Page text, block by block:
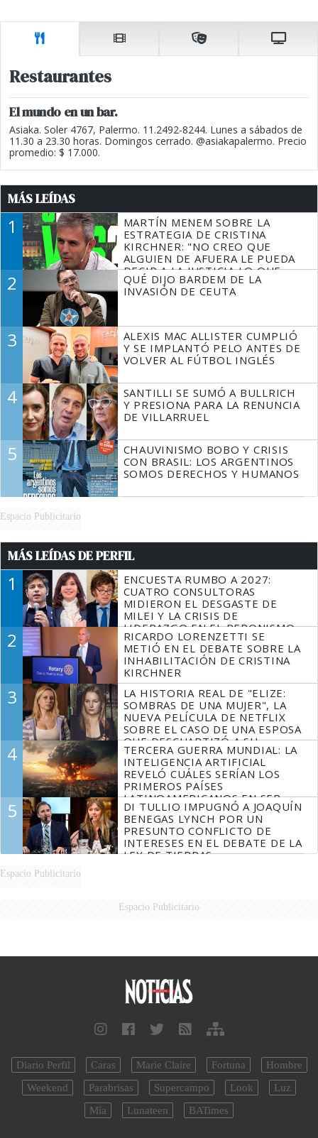
Restaurantes
El mundo en un bar.
Asiaka. Soler 4767, Palermo. 11.2492-8244. Lunes a sábados de
11.30 a 23.30 horas. Domingos cerrado. @asiakapalermo. Precio
promedio: $ 17.000.
MÁS LEÍDAS
1
MARTÍN MENEM SOBRE LA
ESTRATEGIA DE CRISTINA
KIRCHNER: "NO CREO QUE
ALGUIEN DE AFUERA LE PUEDA
DECIR A LA JUSTICIA LO QUE
TIENE QUE HACER"
2
QUÉ DIJO BARDEM DE LA
INVASIÓN DE CEUTA
3
ALEXIS MAC ALLISTER CUMPLIÓ
Y SE IMPLANTÓ PELO ANTES DE
VOLVER AL FÚTBOL INGLÉS
4
SANTILLI SE SUMÓ A BULLRICH
Y PRESIONA PARA LA RENUNCIA
DE VILLARRUEL
5
CHAUVINISMO BOBO Y CRISIS
CON BRASIL: LOS ARGENTINOS
SOMOS DERECHOS Y HUMANOS
Espacio Publicitario
MÁS LEÍDAS DE PERFIL
1
ENCUESTA RUMBO A 2027:
CUATRO CONSULTORAS
MIDIERON EL DESGASTE DE
MILEI Y LA CRISIS DE
LIDERAZGO EN EL PERONISMO
2
RICARDO LORENZETTI SE
METIÓ EN EL DEBATE SOBRE LA
INHABILITACIÓN DE CRISTINA
KIRCHNER
3
LA HISTORIA REAL DE "ELIZE:
SOMBRAS DE UNA MUJER", LA
NUEVA PELÍCULA DE NETFLIX
SOBRE EL CASO DE UNA ESPOSA
QUE DESCUARTIZÓ A SU
MARIDO
4
TERCERA GUERRA MUNDIAL: LA
INTELIGENCIA ARTIFICIAL
REVELÓ CUÁLES SERÍAN LOS
PRIMEROS PAÍSES
LATINOAMERICANOS EN SER
DERROTADOS
5
DI TULLIO IMPUGNÓ A JOAQUÍN
BENEGAS LYNCH POR UN
PRESUNTO CONFLICTO DE
INTERESES EN EL DEBATE DE LA
LEY DE TIERRAS
Espacio Publicitario
Espacio Publicitario
Diario Perfil Caras Marie Claire Fortuna
Hombre
Weekend
Parabrisas Supercampo Look
Luz
Mía
Lunateen BATimes